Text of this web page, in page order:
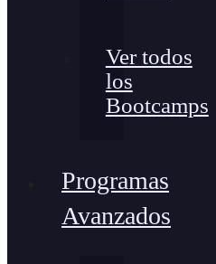
Ver todos
los
Bootcamps
Programas
Avanzados